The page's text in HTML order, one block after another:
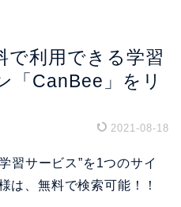
で利用できる学習
「CanBee」をリ
2021-08-18
習サービス”を1つのサイ
は、無料で検索可能！！